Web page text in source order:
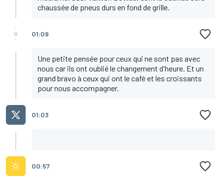
chaussée de pneus durs en fond de grille.
01:09
Une petite pensée pour ceux qui ne sont pas avec
nous car ils ont oublié le changement d'heure. Et un
grand bravo à ceux qui ont le café et les croissants
pour nous accompagner.
01:03
00:57